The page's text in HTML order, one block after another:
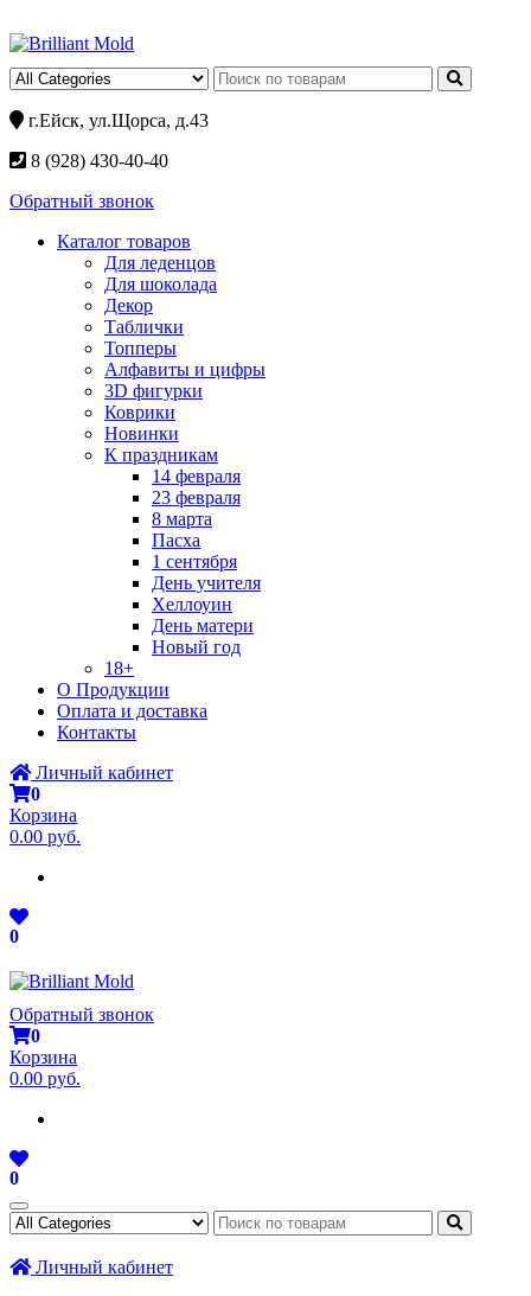
г.Ейск, ул.Щорса, д.43
8 (928) 430-40-40
Обратный звонок
Каталог товаров
Для леденцов
Для шоколада
Декор
Таблички
Топперы
Алфавиты и цифры
3D фигурки
Коврики
Новинки
К праздникам
14 февраля
23 февраля
8 марта
Пасха
1 сентября
День учителя
Хеллоуин
День матери
Новый год
18+
О Продукции
Оплата и доставка
Контакты
Личный кабинет
0
Корзина
0.00 руб.
0
Обратный звонок
0
Корзина
0.00 руб.
0
Личный кабинет